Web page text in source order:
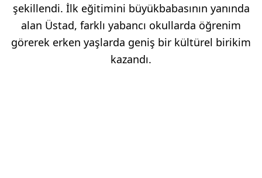
şekillendi. İlk eğitimini büyükbabasının yanında
alan Üstad, farklı yabancı okullarda öğrenim
görerek erken yaşlarda geniş bir kültürel birikim
kazandı.